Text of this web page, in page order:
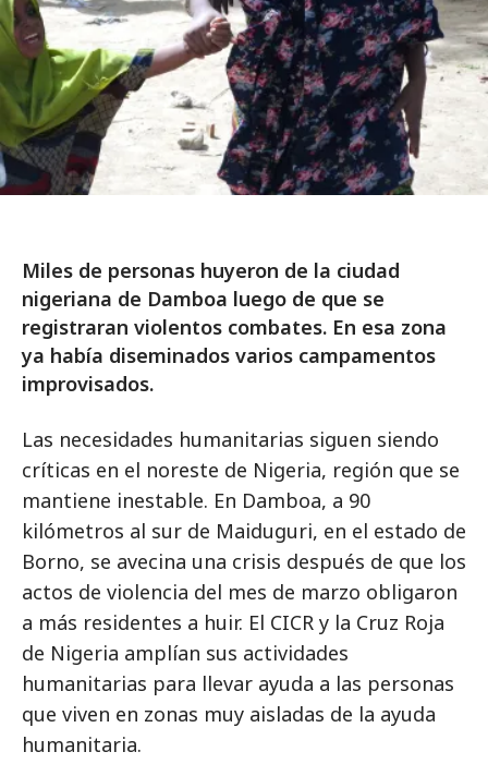
Miles de personas huyeron de la ciudad
nigeriana de Damboa luego de que se
registraran violentos combates. En esa zona
ya había diseminados varios campamentos
improvisados.
Las necesidades humanitarias siguen siendo
críticas en el noreste de Nigeria, región que se
mantiene inestable. En Damboa, a 90
kilómetros al sur de Maiduguri, en el estado de
Borno, se avecina una crisis después de que los
actos de violencia del mes de marzo obligaron
a más residentes a huir. El CICR y la Cruz Roja
de Nigeria amplían sus actividades
humanitarias para llevar ayuda a las personas
que viven en zonas muy aisladas de la ayuda
humanitaria.